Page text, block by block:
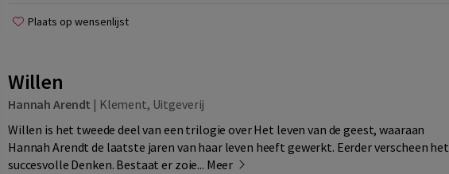
Plaats op wensenlijst
Willen
Hannah Arendt | Klement, Uitgeverij
Willen is het tweede deel van een trilogie over Het leven van de geest, waaraan
Hannah Arendt de laatste jaren van haar leven heeft gewerkt. Eerder verscheen het
succesvolle Denken. Bestaat er zoie... Meer